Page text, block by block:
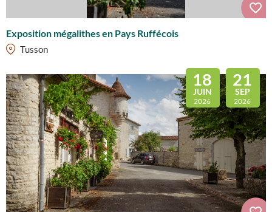
Exposition mégalithes en Pays Ruffécois
Tusson
18
JUIN
2026
21
SEP
2026